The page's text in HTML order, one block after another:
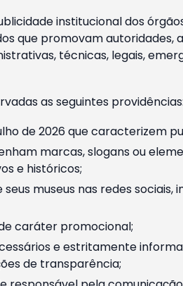
institucional dos
que promovam autoridades,
técnicas, legais,
as seguintes providências:
de 2026 que caracterizem
marcas, slogans ou
e históricos;
museus nas redes sociais,
caráter promocional;
e estritamente
de transparência;